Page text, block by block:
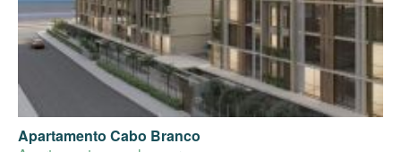
Apartamento Cabo Branco